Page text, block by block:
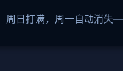
周日打满，周一自动消失